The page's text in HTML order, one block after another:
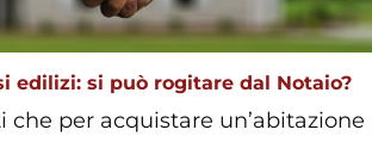
edilizi: si può rogitare dal Notaio?
che per acquistare un’abitazione